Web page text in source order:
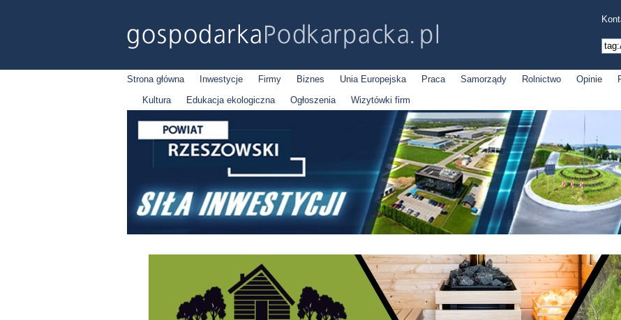
Strona główna Inwestycje Firmy Biznes Unia Europejska Praca Samorządy Rolnictwo Opinie
Kultura
Edukacja ekologiczna Ogłoszenia Wizytówki firm